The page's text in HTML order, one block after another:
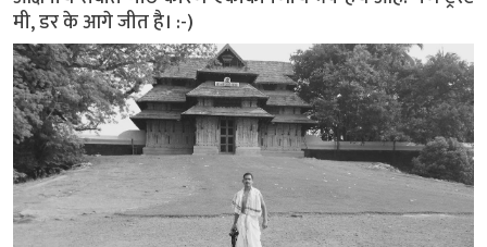
मी, डर के आगे जीत है। :-)